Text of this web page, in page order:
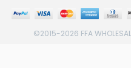
©2015-2026 FFA